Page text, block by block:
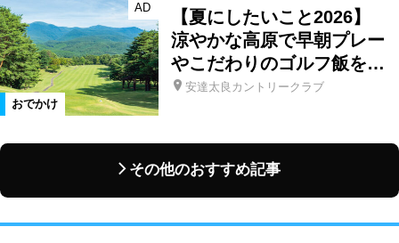
おでかけ
AD
【夏にしたいこと2026】
涼やかな高原で早朝プレー
やこだわりのゴルフ飯を…
安達太良カントリークラブ
その他のおすすめ記事